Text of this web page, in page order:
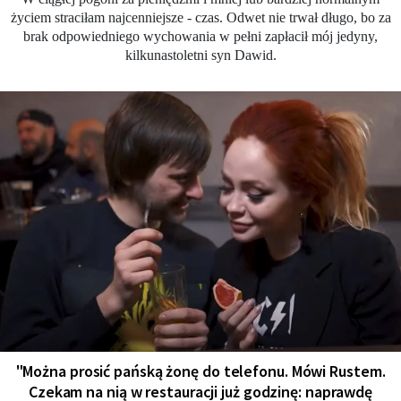
życiem straciłam najcenniejsze - czas. Odwet nie trwał długo, bo za
brak odpowiedniego wychowania w pełni zapłacił mój jedyny,
kilkunastoletni syn Dawid.
"Można prosić pańską żonę do telefonu. Mówi Rustem.
Czekam na nią w restauracji już godzinę: naprawdę